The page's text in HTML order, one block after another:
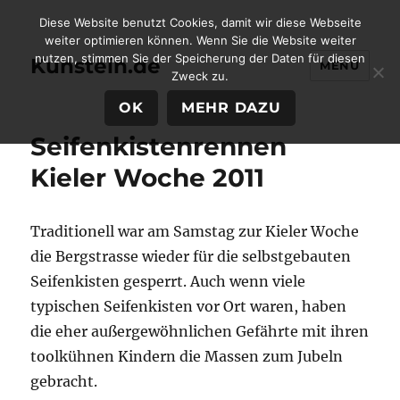
Kunstein.de MENÜ
Seifenkistenrennen
Kieler Woche 2011
Traditionell war am Samstag zur Kieler Woche
die Bergstrasse wieder für die selbstgebauten
Seifenkisten gesperrt. Auch wenn viele
typischen Seifenkisten vor Ort waren, haben
die eher außergewöhnlichen Gefährte mit ihren
toolkühnen Kindern die Massen zum Jubeln
gebracht.
Diese Website benutzt Cookies, damit wir diese Webseite
weiter optimieren können. Wenn Sie die Website weiter
nutzen, stimmen Sie der Speicherung der Daten für diesen
Zweck zu.
OK MEHR DAZU